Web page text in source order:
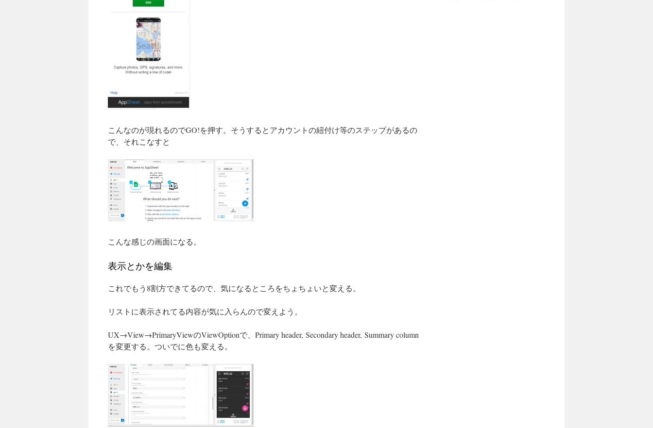
こんなのが現れるのでGO!を押す。そうするとアカウントの紐付け等のステップがあるの
で、それこなすと
こんな感じの画面になる。
表示とかを編集
これでもう8割方できてるので、気になるところをちょちょいと変える。
リストに表示されてる内容が気に入らんので変えよう。
UX→View→PrimaryViewのViewOptionで、Primary header, Secondary header, Summary column
を変更する。ついでに色も変える。